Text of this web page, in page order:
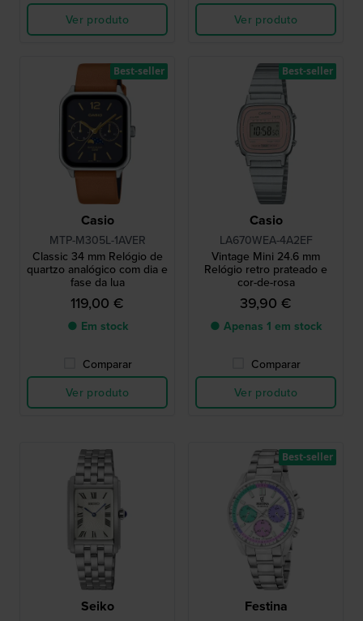
Ver produto
Ver produto
Casio
MTP-M305L-1AVER
Classic 34 mm Relógio de
quartzo analógico com dia e
fase da lua
119,00 €
● Em stock
Comparar
Ver produto
Best-seller
Casio
LA670WEA-4A2EF
Vintage Mini 24.6 mm
Relógio retro prateado e
cor-de-rosa
39,90 €
● Apenas 1 em stock
Comparar
Ver produto
Best-seller
Seiko Festina
Best-seller